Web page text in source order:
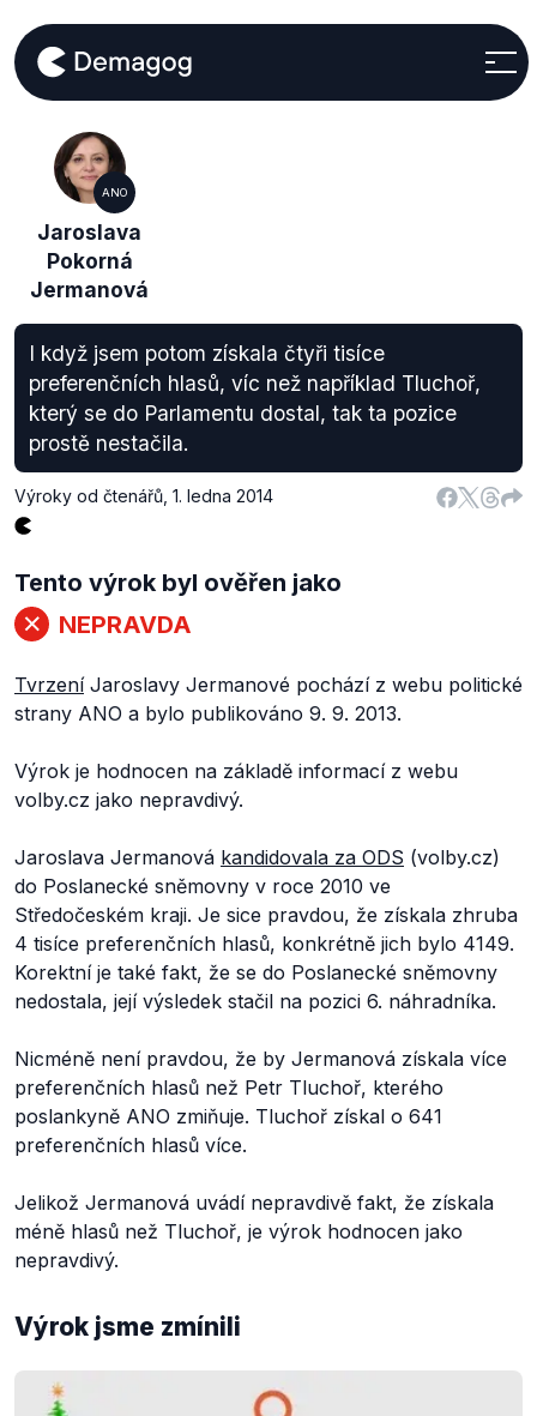
ANO
Jaroslava
Pokorná
Jermanová
I když jsem potom získala čtyři tisíce
preferenčních hlasů, víc než například Tluchoř,
který se do Parlamentu dostal, tak ta pozice
prostě nestačila.
Výroky od čtenářů 1. ledna 2014
Tento výrok byl ověřen jako
NEPRAVDA
TvrzeníJaroslavy Jermanové pochází z webu politické
strany ANO a bylo publikováno 9. 9. 2013.
Výrok je hodnocen na základě informací z webu
volby.cz jako nepravdivý.
Jaroslava Jermanová kandidovala za ODS (volby.cz)
do Poslanecké sněmovny v roce 2010 ve
Středočeském kraji. Je sice pravdou, že získala zhruba
4 tisíce preferenčních hlasů, konkrétně jich bylo 4149.
Korektní je také fakt, že se do Poslanecké sněmovny
nedostala, její výsledek stačil na pozici 6. náhradníka.
Nicméně není pravdou, že by Jermanová získala více
preferenčních hlasů než Petr Tluchoř, kterého
poslankyně ANO zmiňuje. Tluchoř získal o 641
preferenčních hlasů více.
Jelikož Jermanová uvádí nepravdivě fakt, že získala
méně hlasů než Tluchoř, je výrok hodnocen jako
nepravdivý.
Výrok jsme zmínili